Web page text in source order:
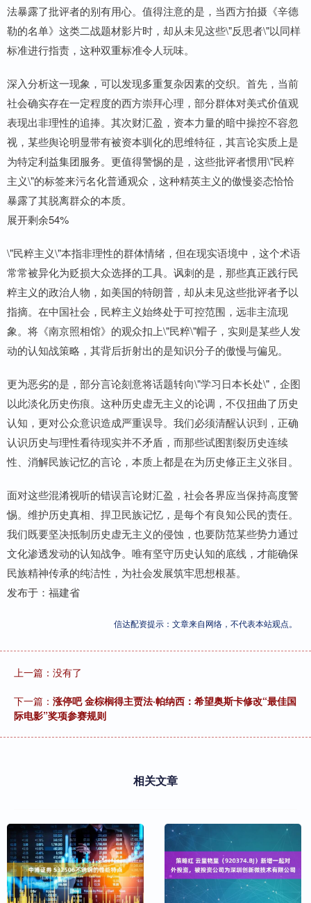
法暴露了批评者的别有用心。值得注意的是，当西方拍摄《辛德
勒的名单》这类二战题材影片时，却从未见这些\"反思者\"以同样
标准进行指责，这种双重标准令人玩味。
深入分析这一现象，可以发现多重复杂因素的交织。首先，当前
社会确实存在一定程度的西方崇拜心理，部分群体对美式价值观
表现出非理性的追捧。其次财汇盈，资本力量的暗中操控不容忽
视，某些舆论明显带有被资本驯化的思维特征，其言论实质上是
为特定利益集团服务。更值得警惕的是，这些批评者惯用\"民粹
主义\"的标签来污名化普通观众，这种精英主义的傲慢姿态恰恰
暴露了其脱离群众的本质。
展开剩余54%
\"民粹主义\"本指非理性的群体情绪，但在现实语境中，这个术语
常常被异化为贬损大众选择的工具。讽刺的是，那些真正践行民
粹主义的政治人物，如美国的特朗普，却从未见这些批评者予以
指摘。在中国社会，民粹主义始终处于可控范围，远非主流现
象。将《南京照相馆》的观众扣上\"民粹\"帽子，实则是某些人发
动的认知战策略，其背后折射出的是知识分子的傲慢与偏见。
更为恶劣的是，部分言论刻意将话题转向\"学习日本长处\"，企图
以此淡化历史伤痕。这种历史虚无主义的论调，不仅扭曲了历史
认知，更对公众意识造成严重误导。我们必须清醒认识到，正确
认识历史与理性看待现实并不矛盾，而那些试图割裂历史连续
性、消解民族记忆的言论，本质上都是在为历史修正主义张目。
面对这些混淆视听的错误言论财汇盈，社会各界应当保持高度警
惕。维护历史真相、捍卫民族记忆，是每个有良知公民的责任。
我们既要坚决抵制历史虚无主义的侵蚀，也要防范某些势力通过
文化渗透发动的认知战争。唯有坚守历史认知的底线，才能确保
民族精神传承的纯洁性，为社会发展筑牢思想根基。
发布于：福建省
信达配资提示：文章来自网络，不代表本站观点。
上一篇：没有了
下一篇： 涨停吧 金棕榈得主贾法·帕纳西：希望奥斯卡修改“最佳国
际电影”奖项参赛规则
相关文章